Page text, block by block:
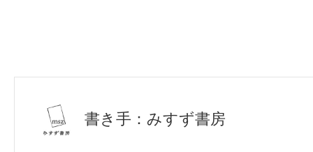
書き手：みすず書房